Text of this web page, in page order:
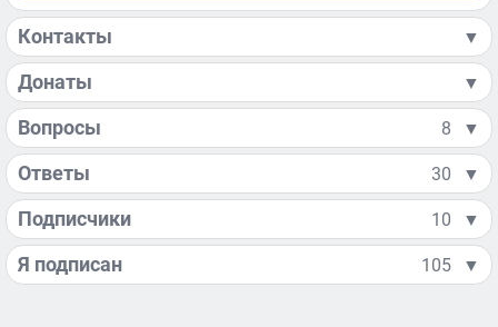
Контакты ▼
Донаты ▼
Вопросы 8 ▼
Ответы 30 ▼
Подписчики 10 ▼
Я подписан 105 ▼